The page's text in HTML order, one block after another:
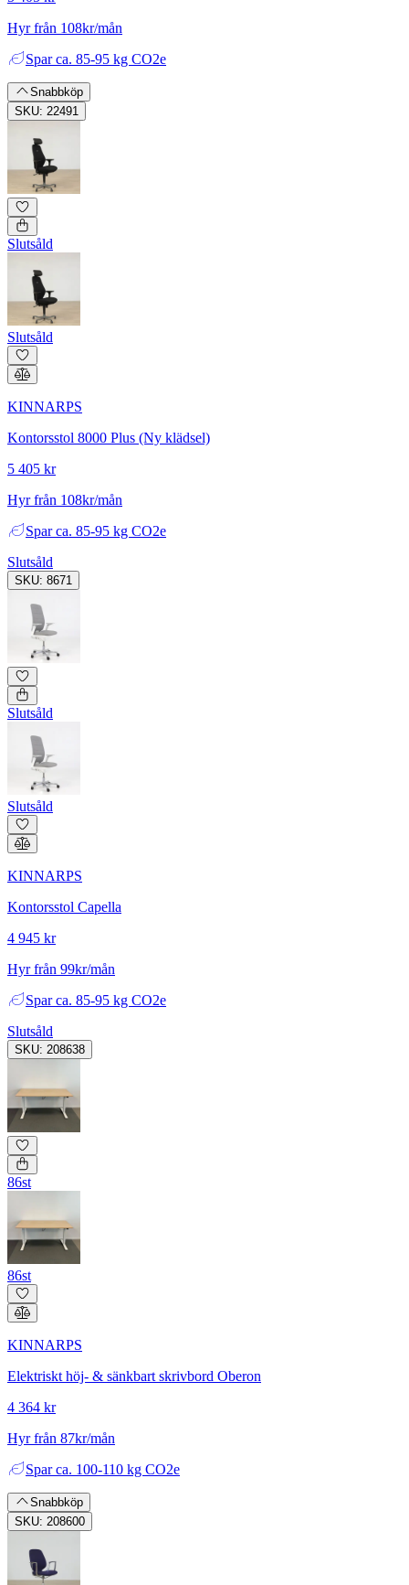
Hyr från 108kr/mån
Spar ca. 85-95 kg CO2e
Snabbköp
SKU: 22491
Slutsåld
Slutsåld
KINNARPS
Kontorsstol 8000 Plus (Ny klädsel)
5 405 kr
Hyr från 108kr/mån
Spar ca. 85-95 kg CO2e
Slutsåld
SKU: 8671
Slutsåld
Slutsåld
KINNARPS
Kontorsstol Capella
4 945 kr
Hyr från 99kr/mån
Spar ca. 85-95 kg CO2e
Slutsåld
SKU: 208638
86st
86st
KINNARPS
Elektriskt höj- & sänkbart skrivbord Oberon
4 364 kr
Hyr från 87kr/mån
Spar ca. 100-110 kg CO2e
Snabbköp
SKU: 208600